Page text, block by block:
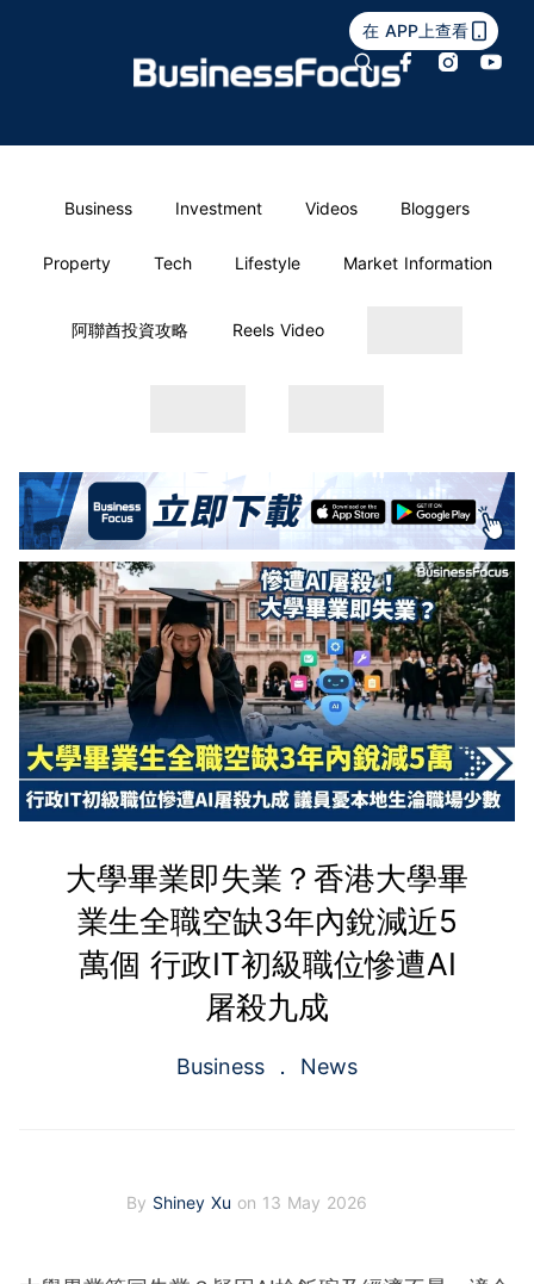
在 APP上查看
Business Investment Videos Bloggers
Property Tech Lifestyle Market Information
阿聯酋投資攻略 Reels Video
大學畢業即失業？香港大學畢
業生全職空缺3年內銳減近5
萬個 行政IT初級職位慘遭AI
屠殺九成
Business News
By Shiney Xu on 13 May 2026